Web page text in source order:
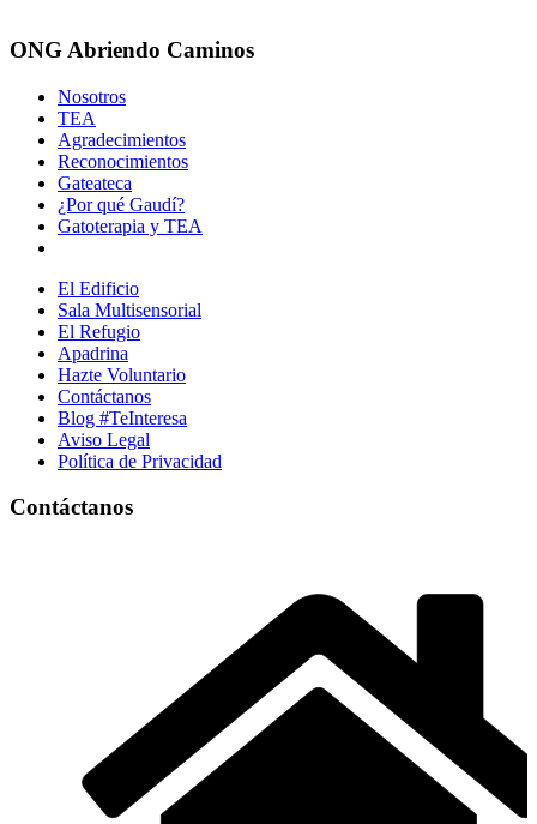
ONG Abriendo Caminos
Nosotros
TEA
Agradecimientos
Reconocimientos
Gateateca
¿Por qué Gaudí?
Gatoterapia y TEA
El Edificio
Sala Multisensorial
El Refugio
Apadrina
Hazte Voluntario
Contáctanos
Blog #TeInteresa
Aviso Legal
Política de Privacidad
Contáctanos